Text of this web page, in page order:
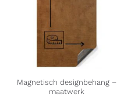
Magnetisch designbehang –
maatwerk